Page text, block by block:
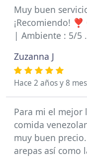
Muy buen
¡Recomiendo! ❣️
| Ambiente : 5/5
Zuzanna J
Hace 2 años y 8
Para mi el mejor
comida
muy buen
arepas así como